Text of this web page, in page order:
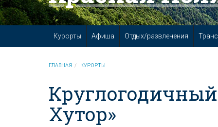
Курорты Афиша Отдых/развлечения
ГЛАВНАЯ КУРОРТЫ
Хутор»